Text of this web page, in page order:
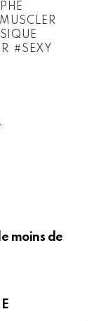
MUSCLER
SEXY
moins de